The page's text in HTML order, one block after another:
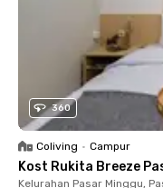
360
Coliving • Campur
Kost Rukita Breeze
Kelurahan Pasar Minggu,